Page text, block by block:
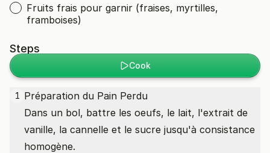
Fruits frais pour garnir (fraises, myrtilles,
framboises)
Steps
Cook
1 Préparation du Pain Perdu
Dans un bol, battre les oeufs, le lait, l'extrait de
vanille, la cannelle et le sucre jusqu'à consistance
homogène.